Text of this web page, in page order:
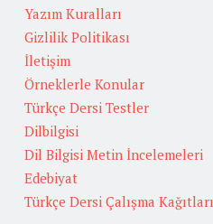
Yazım Kuralları
Gizlilik Politikası
İletişim
Örneklerle Konular
Türkçe Dersi Testler
Dilbilgisi
Dil Bilgisi Metin İncelemeleri
Edebiyat
Türkçe Dersi Çalışma Kağıtları